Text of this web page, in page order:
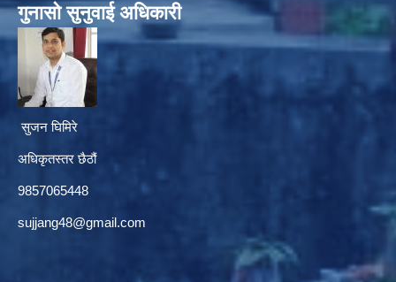
गुनासाे सुनुवाई अधिकारी
सुजन घिमिरे
अधिकृतस्तर छैठौं‌
9857065448
sujjang48@gmail.com